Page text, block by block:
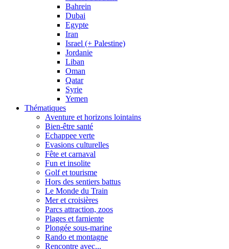
Bahrein
Dubai
Egypte
Iran
Israel (+ Palestine)
Jordanie
Liban
Oman
Qatar
Syrie
Yemen
Thématiques
Aventure et horizons lointains
Bien-être santé
Echappee verte
Evasions culturelles
Fête et carnaval
Fun et insolite
Golf et tourisme
Hors des sentiers battus
Le Monde du Train
Mer et croisières
Parcs attraction, zoos
Plages et farniente
Plongée sous-marine
Rando et montagne
Rencontre avec...